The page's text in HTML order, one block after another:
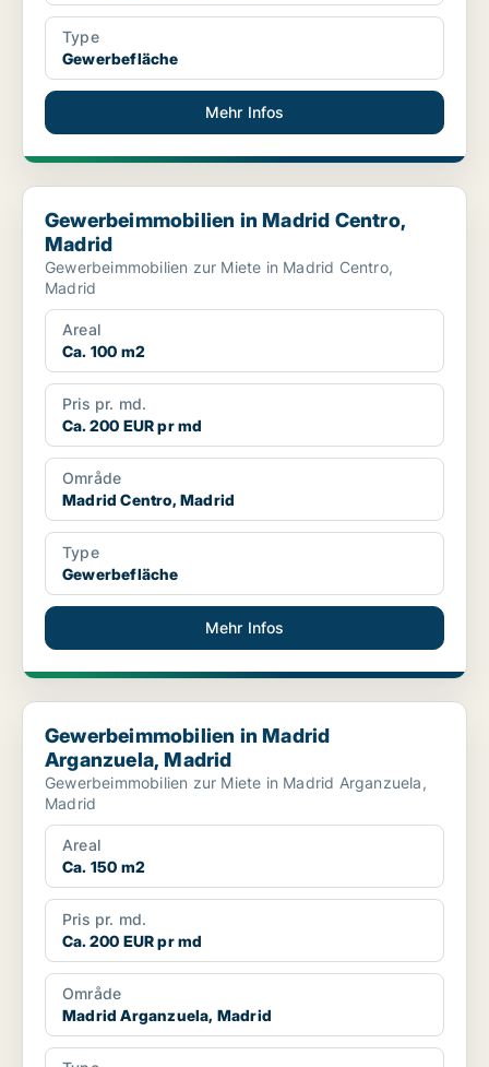
Type
Gewerbefläche
Mehr Infos
Gewerbeimmobilien in Madrid Centro, Madrid
Gewerbeimmobilien in Madrid Centro,
Madrid
Gewerbeimmobilien zur Miete in Madrid Centro,
Madrid
Areal
Ca. 100 m2
Pris pr. md.
Ca. 200 EUR pr md
Område
Madrid Centro, Madrid
Type
Gewerbefläche
Mehr Infos
Gewerbeimmobilien in Madrid Arganzuela, Madrid
Gewerbeimmobilien in Madrid
Arganzuela, Madrid
Gewerbeimmobilien zur Miete in Madrid Arganzuela,
Madrid
Areal
Ca. 150 m2
Pris pr. md.
Ca. 200 EUR pr md
Område
Madrid Arganzuela, Madrid